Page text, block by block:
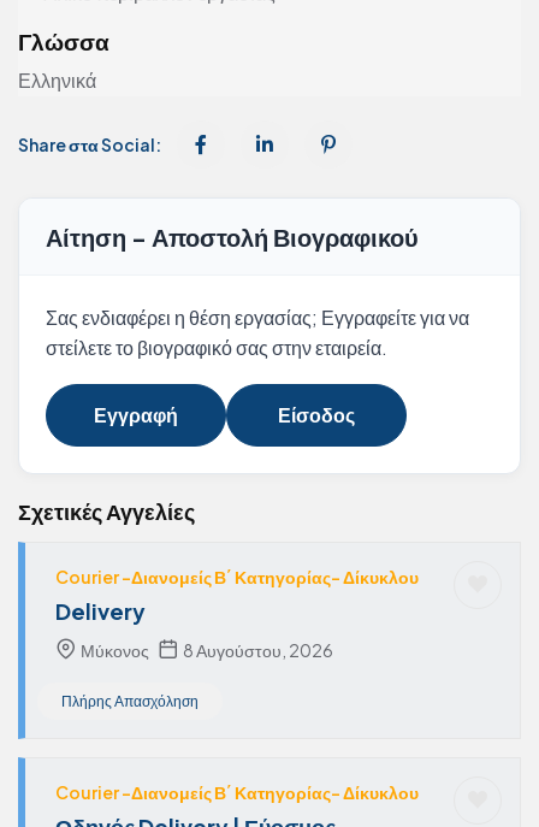
Γλώσσα
Ελληνικά
Share στα Social:
Αίτηση - Αποστολή Βιογραφικού
Σας ενδιαφέρει η θέση εργασίας; Εγγραφείτε για να
στείλετε το βιογραφικό σας στην εταιρεία.
Εγγραφή Είσοδος
Σχετικές Αγγελίες
Courier -Διανομείς Β΄ Κατηγορίας- Δίκυκλου
Delivery
Μύκονος 8 Αυγούστου, 2026
Πλήρης Απασχόληση
Courier -Διανομείς Β΄ Κατηγορίας- Δίκυκλου